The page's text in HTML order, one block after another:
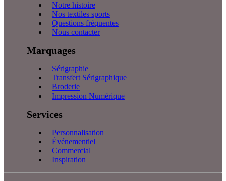
Notre histoire
Nos textiles sports
Questions fréquentes
Nous contacter
Marquages
Sérigraphie
Transfert Sérigraphique
Broderie
Impression Numérique
Services
Personnalisation
Événementiel
Commercial
Inspiration